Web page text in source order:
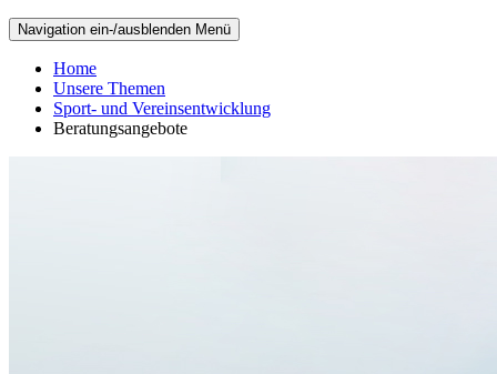
Navigation ein-/ausblenden Menü
Home
Unsere Themen
Sport- und Vereinsentwicklung
Beratungsangebote